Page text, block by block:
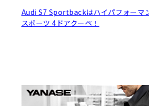
Audi S7 Sportbackはハイパフォーマ
スポーツ 4ドアクーペ！